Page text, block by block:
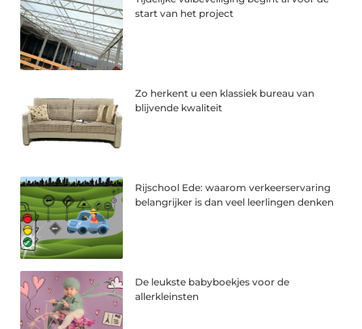
start van het project
Zo herkent u een klassiek bureau van
blijvende kwaliteit
Rijschool Ede: waarom verkeerservaring
belangrijker is dan veel leerlingen denken
De leukste babyboekjes voor de
allerkleinsten